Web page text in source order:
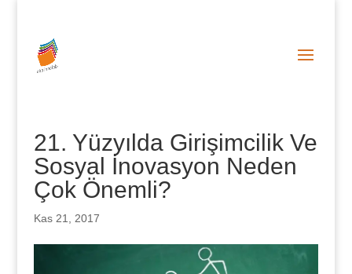
21. Yüzyılda Girişimcilik Ve
Sosyal İnovasyon Neden
Çok Önemli?
Kas 21, 2017